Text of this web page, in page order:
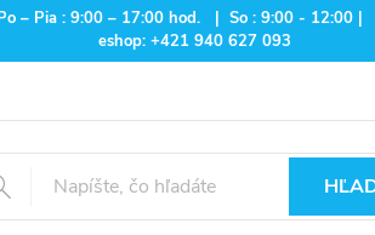
Pia : 9:00 – 17:00 hod. | So : 9:00 - 12:00
eshop: +421 940 627 093